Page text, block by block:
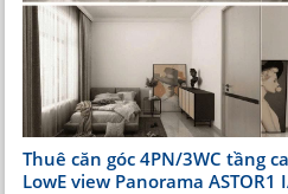
Rạp chiếu phim Platinum
Long Biên có tổng diện tích
chiếu phim và hơn
Thuê căn góc 4PN/3WC tầng
LowE view Panorama ASTOR1